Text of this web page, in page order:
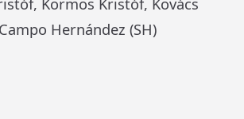
Hernández (SH)